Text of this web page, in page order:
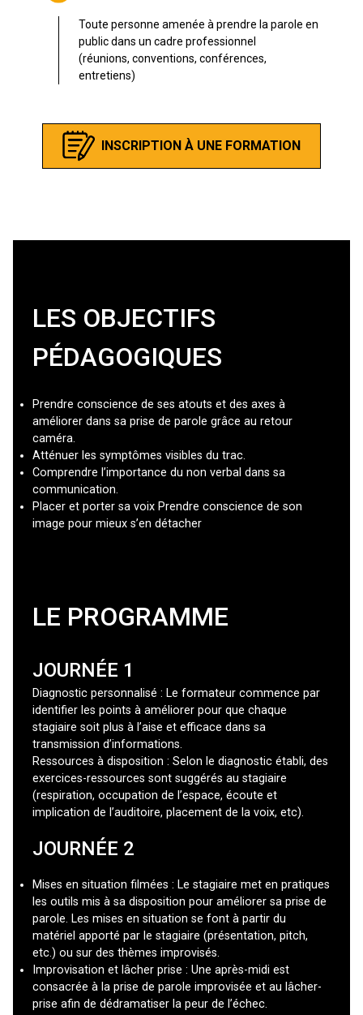
Toute personne amenée à prendre la parole en
public dans un cadre professionnel
(réunions, conventions, conférences,
entretiens)
INSCRIPTION À UNE FORMATION
LES OBJECTIFS
PÉDAGOGIQUES
Prendre conscience de ses atouts et des axes à
améliorer dans sa prise de parole grâce au retour
caméra.
Atténuer les symptômes visibles du trac.
Comprendre l’importance du non verbal dans sa
communication.
Placer et porter sa voix Prendre conscience de son
image pour mieux s’en détacher
LE PROGRAMME
JOURNÉE 1
Diagnostic personnalisé : Le formateur commence par
identifier les points à améliorer pour que chaque
stagiaire soit plus à l’aise et efficace dans sa
transmission d’informations.
Ressources à disposition : Selon le diagnostic établi, des
exercices-ressources sont suggérés au stagiaire
(respiration, occupation de l’espace, écoute et
implication de l’auditoire, placement de la voix, etc).
JOURNÉE 2
Mises en situation filmées : Le stagiaire met en pratiques
les outils mis à sa disposition pour améliorer sa prise de
parole. Les mises en situation se font à partir du
matériel apporté par le stagiaire (présentation, pitch,
etc.) ou sur des thèmes improvisés.
Improvisation et lâcher prise : Une après-midi est
consacrée à la prise de parole improvisée et au lâcher-
prise afin de dédramatiser la peur de l’échec.